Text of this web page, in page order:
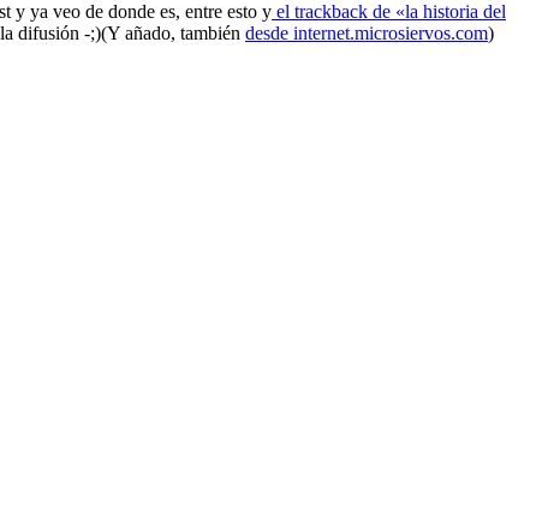
y ya veo de donde es, entre esto y el trackback de «la historia del
difusión -;)(Y añado, también desde internet.microsiervos.com)